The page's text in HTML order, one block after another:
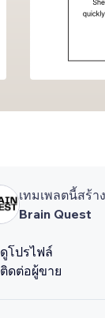
เทมเพลตนี้สร้า
Brain Quest
ดูโปรไฟล์
ติดต่อผู้ขาย